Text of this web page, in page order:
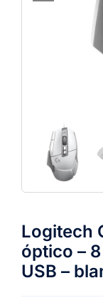
Logitech
óptico –
USB –